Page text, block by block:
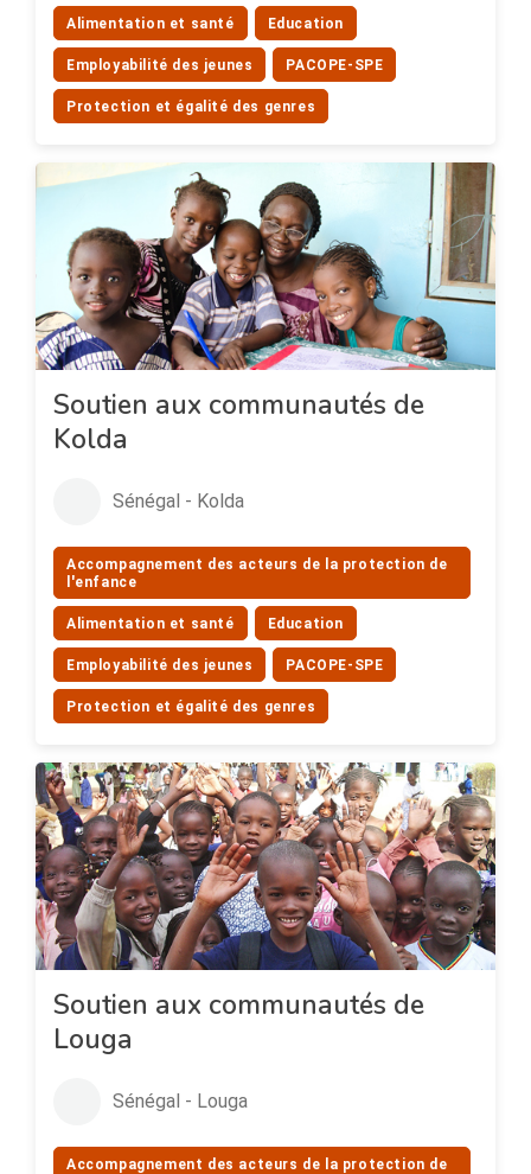
Alimentation et santé Education
Employabilité des jeunes PACOPE-SPE
Protection et égalité des genres
Soutien aux communautés de
Kolda
Sénégal - Kolda
Accompagnement des acteurs de la protection de
l'enfance
Alimentation et santé Education
Employabilité des jeunes PACOPE-SPE
Protection et égalité des genres
Soutien aux communautés de
Louga
Sénégal - Louga
Accompagnement des acteurs de la protection de